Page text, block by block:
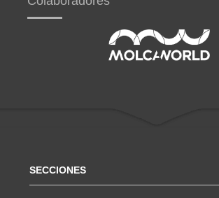
SECCIONES